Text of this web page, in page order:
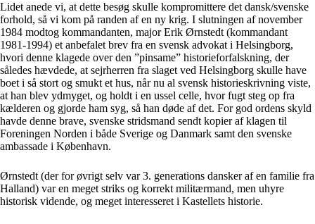
Lidet anede vi, at dette besøg skulle kompromittere det dansk/svenske
forhold, så vi kom på randen af en ny krig. I slutningen af november
1984 modtog kommandanten, major Erik Ørnstedt (kommandant
1981-1994) et anbefalet brev fra en svensk advokat i Helsingborg,
hvori denne klagede over den ”pinsame” historieforfalskning, der
således hævdede, at sejrherren fra slaget ved Helsingborg skulle have
boet i så stort og smukt et hus, når nu al svensk historieskrivning viste,
at han blev ydmyget, og holdt i en ussel celle, hvor fugt steg op fra
kælderen og gjorde ham syg, så han døde af det. For god ordens skyld
havde denne brave, svenske stridsmand sendt kopier af klagen til
Foreningen Norden i både Sverige og Danmark samt den svenske
ambassade i København.
Ørnstedt (der for øvrigt selv var 3. generations dansker af en familie fra
Halland) var en meget striks og korrekt militærmand, men uhyre
historisk vidende, og meget interesseret i Kastellets historie.